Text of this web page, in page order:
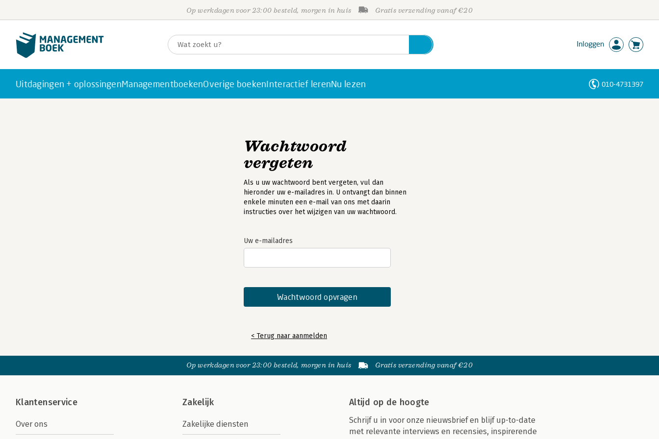
Op werkdagen voor 23:00 besteld, morgen in huis Gratis verzending vanaf €20
Inloggen
Uitdagingen + oplossingenManagementboekenOverige boekenInteractief lerenNu lezen 010-4731397
Wachtwoord
vergeten
Als u uw wachtwoord bent vergeten, vul dan
hieronder uw e-mailadres in. U ontvangt dan binnen
enkele minuten een e-mail van ons met daarin
instructies over het wijzigen van uw wachtwoord.
Uw e-mailadres
< Terug naar aanmelden
Op werkdagen voor 23:00 besteld, morgen in huis Gratis verzending vanaf €20
Klantenservice
Over ons
Zakelijk
Zakelijke diensten
Altijd op de hoogte
Schrijf u in voor onze nieuwsbrief en blijf up-to-date
met relevante interviews en recensies, inspirerende
Personen